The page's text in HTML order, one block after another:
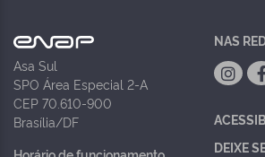
Asa Sul
SPO Área Especial 2-A
CEP 70.610-900
Brasília/DF
NAS
DEIXE